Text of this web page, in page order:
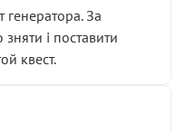
що сервіс працює не
За
і поставити
квест.